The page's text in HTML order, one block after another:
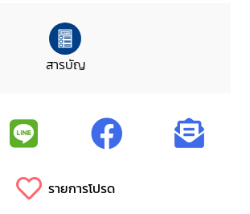
สารบัญ
รายการโปรด